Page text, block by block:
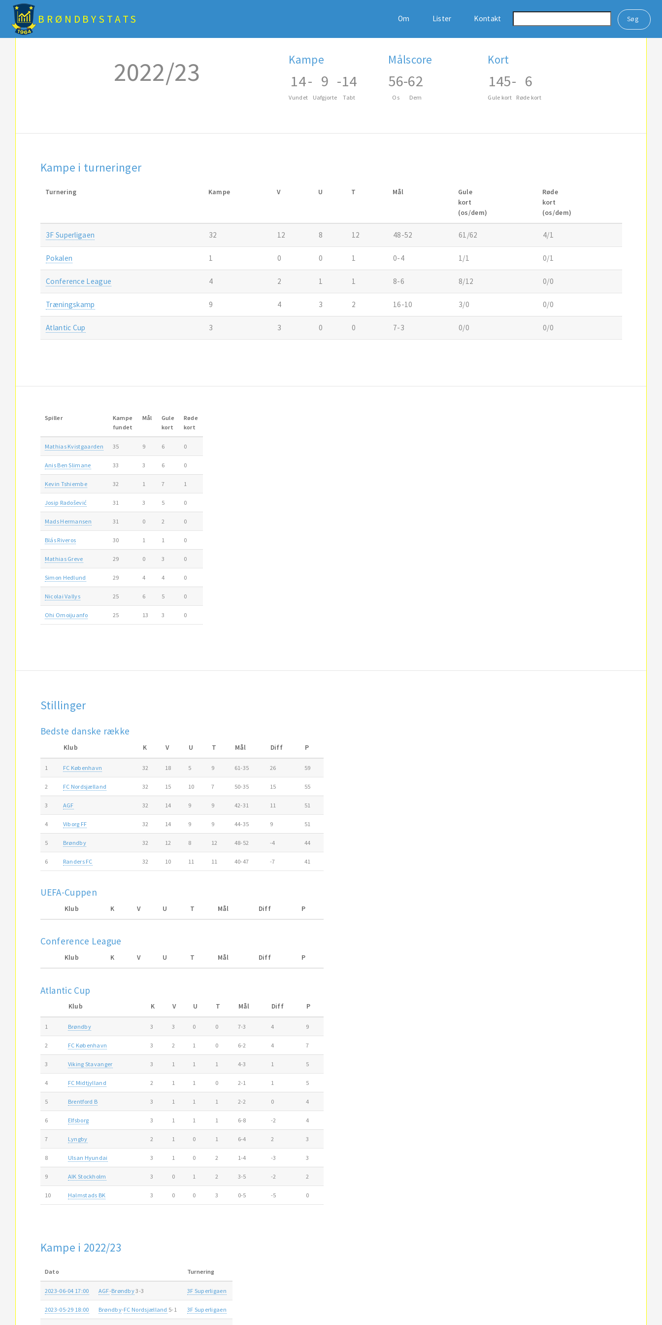
BRØNDBYSTATS Om Lister Kontakt
2022/23 Kampe
14
Vundet
- 9
Uafgjorte
-14
Tabt
Målscore
56
Os
-62
Dem
Kort
145
Gule kort
- 6
Røde kort
Kampe i turneringer
Turnering Kampe V U T Mål
Gule
kort
(os/dem)
Røde
kort
(os/dem)
3F Superligaen 32 12 8 12 48-52 61/62 4/1
Pokalen 1 0 0 1 0-4 1/1 0/1
Conference League 4 2 1 1 8-6 8/12 0/0
Træningskamp 9 4 3 2 16-10 3/0 0/0
Atlantic Cup 3 3 0 0 7-3 0/0 0/0
Spiller
Kampe
fundet
Mål
Gule
kort
Røde
kort
Mathias Kvistgaarden 35 9 6 0
Anis Ben Slimane 33 3 6 0
Kevin Tshiembe 32 1 7 1
Josip Radošević 31 3 5 0
Mads Hermansen 31 0 2 0
Blás Riveros 30 1 1 0
Mathias Greve 29 0 3 0
Simon Hedlund 29 4 4 0
Nicolai Vallys 25 6 5 0
Ohi Omoijuanfo 25 13 3 0
Stillinger
Bedste danske række
Klub K V U T Mål Diff P
1 FC København 32 18 5 9 61-35 26 59
2 FC Nordsjælland 32 15 10 7 50-35 15 55
3 AGF 32 14 9 9 42-31 11 51
4 Viborg FF 32 14 9 9 44-35 9 51
5 Brøndby 32 12 8 12 48-52 -4 44
6 Randers FC 32 10 11 11 40-47 -7 41
UEFA-Cuppen
Klub K V U T Mål Diff P
Conference League
Klub K V U T Mål Diff P
Atlantic Cup
Klub K V U T Mål Diff P
1 Brøndby 3 3 0 0 7-3 4 9
2 FC København 3 2 1 0 6-2 4 7
3 Viking Stavanger 3 1 1 1 4-3 1 5
4 FC Midtjylland 2 1 1 0 2-1 1 5
5 Brentford B 3 1 1 1 2-2 0 4
6 Elfsborg 3 1 1 1 6-8 -2 4
7 Lyngby 2 1 0 1 6-4 2 3
8 Ulsan Hyundai 3 1 0 2 1-4 -3 3
9 AIK Stockholm 3 0 1 2 3-5 -2 2
10 Halmstads BK 3 0 0 3 0-5 -5 0
Kampe i 2022/23
Dato Turnering
2023-06-04 17:00 AGF-Brøndby3-3 3F Superligaen
2023-05-29 18:00 Brøndby-FC Nordsjælland 5-1 3F Superligaen